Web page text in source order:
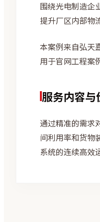
围绕光电制造企
提升厂区内部物
本案例来自弘天
用于官网工程案
服务内容与
通过精准的需求
间利用率和货物
系统的连续高效